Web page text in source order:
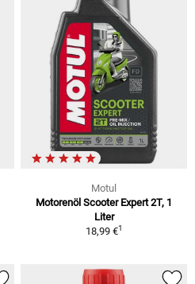
Motul
Motorenöl Scooter Expert 2T, 1
Liter
18,99 €1